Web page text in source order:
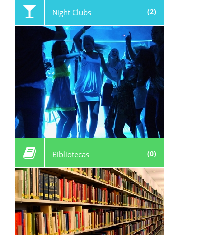
Night Clubs (2)
Bibliotecas (0)